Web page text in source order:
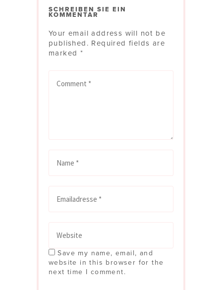
SCHREIBEN SIE EIN
KOMMENTAR
Your email address will not be
published. Required fields are
marked *
Save my name, email, and
website in this browser for the
next time I comment.